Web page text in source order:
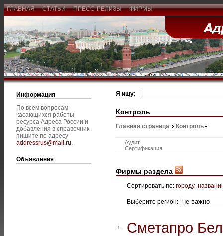
ГЛАВНАЯ СТАТЬИ ПРЕСС-РЕЛИЗЫ ФИРМЫ
Информация
По всем вопросам
касающихся работы
ресурса Адреса России и
добавления в справочник
пишите по адресу
addressrus@mail.ru.
Объявления
Я ищу:
Контроль
Главная страница Контроль
Аудит
Сертификация
Фирмы раздела
Сортировать по: городу
Выберите регион:
1. Сметапро